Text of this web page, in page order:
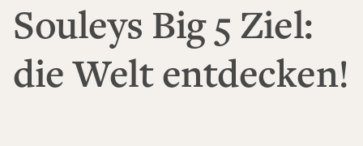
Souleys Big 5 Ziel:
die Welt entdecken!